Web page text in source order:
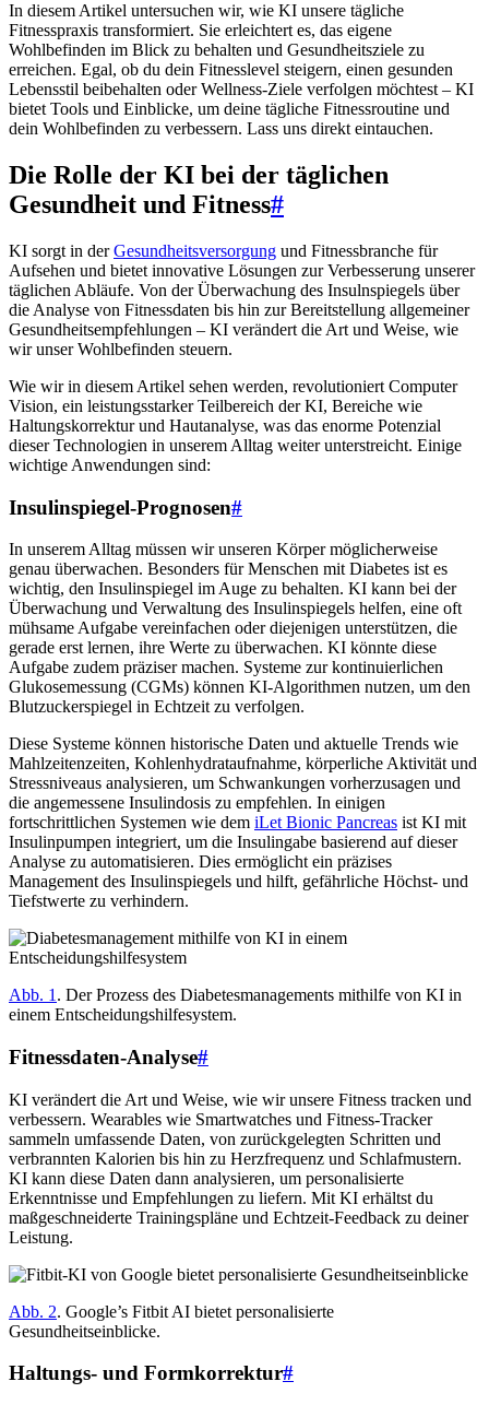
In diesem Artikel untersuchen wir, wie KI unsere tägliche
Fitnesspraxis transformiert. Sie erleichtert es, das eigene
Wohlbefinden im Blick zu behalten und Gesundheitsziele zu
erreichen. Egal, ob du dein Fitnesslevel steigern, einen gesunden
Lebensstil beibehalten oder Wellness-Ziele verfolgen möchtest – KI
bietet Tools und Einblicke, um deine tägliche Fitnessroutine und
dein Wohlbefinden zu verbessern. Lass uns direkt eintauchen.
Die Rolle der KI bei der täglichen
Gesundheit und Fitness#
KI sorgt in derGesundheitsversorgung und Fitnessbranche für
Aufsehen und bietet innovative Lösungen zur Verbesserung unserer
täglichen Abläufe. Von der Überwachung des Insulnspiegels über
die Analyse von Fitnessdaten bis hin zur Bereitstellung allgemeiner
Gesundheitsempfehlungen – KI verändert die Art und Weise, wie
wir unser Wohlbefinden steuern.
Wie wir in diesem Artikel sehen werden, revolutioniert Computer
Vision, ein leistungsstarker Teilbereich der KI, Bereiche wie
Haltungskorrektur und Hautanalyse, was das enorme Potenzial
dieser Technologien in unserem Alltag weiter unterstreicht. Einige
wichtige Anwendungen sind:
Insulinspiegel-Prognosen#
In unserem Alltag müssen wir unseren Körper möglicherweise
genau überwachen. Besonders für Menschen mit Diabetes ist es
wichtig, den Insulinspiegel im Auge zu behalten. KI kann bei der
Überwachung und Verwaltung des Insulinspiegels helfen, eine oft
mühsame Aufgabe vereinfachen oder diejenigen unterstützen, die
gerade erst lernen, ihre Werte zu überwachen. KI könnte diese
Aufgabe zudem präziser machen. Systeme zur kontinuierlichen
Glukosemessung (CGMs) können KI-Algorithmen nutzen, um den
Blutzuckerspiegel in Echtzeit zu verfolgen.
Diese Systeme können historische Daten und aktuelle Trends wie
Mahlzeitenzeiten, Kohlenhydrataufnahme, körperliche Aktivität und
Stressniveaus analysieren, um Schwankungen vorherzusagen und
die angemessene Insulindosis zu empfehlen. In einigen
fortschrittlichen Systemen wie dem iLet Bionic Pancreas ist KI mit
Insulinpumpen integriert, um die Insulingabe basierend auf dieser
Analyse zu automatisieren. Dies ermöglicht ein präzises
Management des Insulinspiegels und hilft, gefährliche Höchst- und
Tiefstwerte zu verhindern.
Abb. 1 . Der Prozess des Diabetesmanagements mithilfe von KI in
einem Entscheidungshilfesystem.
Fitnessdaten-Analyse#
KI verändert die Art und Weise, wie wir unsere Fitness tracken und
verbessern. Wearables wie Smartwatches und Fitness-Tracker
sammeln umfassende Daten, von zurückgelegten Schritten und
verbrannten Kalorien bis hin zu Herzfrequenz und Schlafmustern.
KI kann diese Daten dann analysieren, um personalisierte
Erkenntnisse und Empfehlungen zu liefern. Mit KI erhältst du
maßgeschneiderte Trainingspläne und Echtzeit-Feedback zu deiner
Leistung.
Abb. 2. Google’s Fitbit AI bietet personalisierte
Gesundheitseinblicke.
Haltungs- und Formkorrektur#